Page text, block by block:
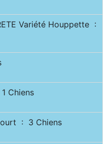
Variété Houppette :
Chiens
: 3 Chiens